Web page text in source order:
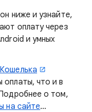
ниже и узнайте,
оплату через
и умных
что и в
о том,
на сайте…